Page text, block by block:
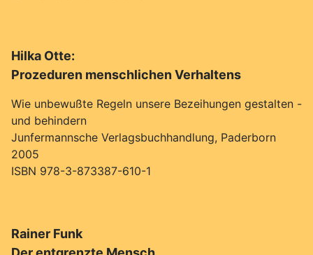
Hilka Otte:
Prozeduren menschlichen Verhaltens
Wie unbewußte Regeln unsere Bezeihungen gestalten -
und behindern
Junfermannsche Verlagsbuchhandlung, Paderborn
2005
ISBN 978-3-873387-610-1
Rainer Funk